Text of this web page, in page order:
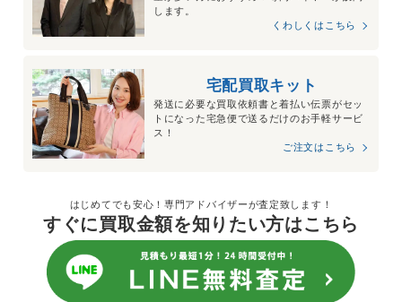
します。
くわしくはこちら
宅配買取キット
発送に必要な買取依頼書と着払い伝票がセッ
トになった宅急便で送るだけのお手軽サービ
ス！
ご注文はこちら
はじめてでも安心！専門アドバイザーが査定致します！
すぐに買取金額を知りたい方はこちら